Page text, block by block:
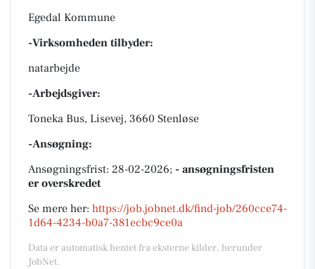
Egedal Kommune
-Virksomheden tilbyder:
natarbejde
-Arbejdsgiver:
Toneka Bus, Lisevej, 3660 Stenløse
-Ansøgning:
Ansøgningsfrist: 28-02-2026; - ansøgningsfristen
er overskredet
Se mere her: https://job.jobnet.dk/find-job/260cce74-
1d64-4234-b0a7-381ecbc9ce0a
Data er automatisk hentet fra eksterne kilder, herunder
JobNet.